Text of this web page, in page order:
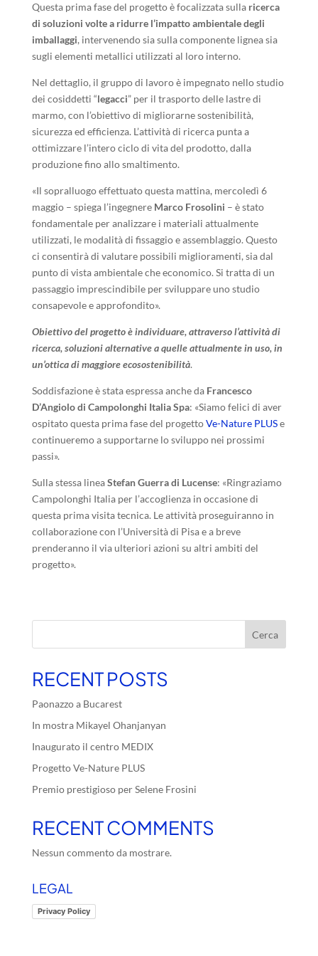
Questa prima fase del progetto è focalizzata sulla ricerca
di soluzioni volte a ridurre l’impatto ambientale degli
imballaggi, intervenendo sia sulla componente lignea sia
sugli elementi metallici utilizzati al loro interno.
Nel dettaglio, il gruppo di lavoro è impegnato nello studio
dei cosiddetti “legacci” per il trasporto delle lastre di
marmo, con l’obiettivo di migliorarne sostenibilità,
sicurezza ed efficienza. L’attività di ricerca punta a
ottimizzare l’intero ciclo di vita del prodotto, dalla
produzione fino allo smaltimento.
«Il sopralluogo effettuato questa mattina, mercoledì 6
maggio – spiega l’ingegnere Marco Frosolini – è stato
fondamentale per analizzare i materiali attualmente
utilizzati, le modalità di fissaggio e assemblaggio. Questo
ci consentirà di valutare possibili miglioramenti, sia dal
punto di vista ambientale che economico. Si tratta di un
passaggio imprescindibile per sviluppare uno studio
consapevole e approfondito».
Obiettivo del progetto è individuare, attraverso l’attività di
ricerca, soluzioni alternative a quelle attualmente in uso, in
un’ottica di maggiore ecosostenibilità.
Soddisfazione è stata espressa anche da Francesco
D’Angiolo di Campolonghi Italia Spa: «Siamo felici di aver
ospitato questa prima fase del progettoVe-Nature PLUSe
continueremo a supportarne lo sviluppo nei prossimi
passi».
Sulla stessa lineaStefan Guerra di Lucense: «Ringraziamo
Campolonghi Italia per l’accoglienza in occasione di
questa prima visita tecnica. Le attività proseguiranno in
collaborazione con l’Università di Pisa e a breve
prenderanno il via ulteriori azioni su altri ambiti del
progetto».
Cerca
RECENT POSTS
Paonazzo a Bucarest
In mostra Mikayel Ohanjanyan
Inaugurato il centro MEDIX
Progetto Ve-Nature PLUS
Premio prestigioso per Selene Frosini
RECENT COMMENTS
Nessun commento da mostrare.
LEGAL
Privacy Policy